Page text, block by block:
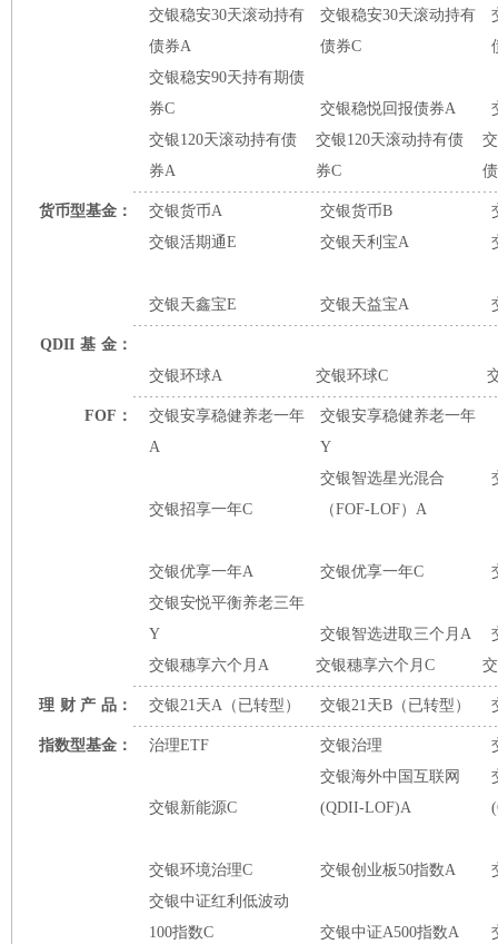
交银稳安30天滚动持有
债券A
交银稳安30天滚动持有
债券C
交银稳安90天持有期债
券C
交银稳悦回报债券A
交银120天滚动持有债
券A
交银120天滚动持有债
券C
货币型基金： 交银货币A 交银货币B
交银活期通E
交银天利宝A
交银天鑫宝E 交银天益宝A
QDII 基 金：
交银环球A
交银环球C
FOF：
交银安享稳健养老一年
A
交银安享稳健养老一年
Y
交银招享一年C
交银智选星光混合
（FOF-LOF）A
交银优享一年A 交银优享一年C
交银安悦平衡养老三年
Y
交银智选进取三个月A
交银穗享六个月A
交银穗享六个月C
理 财 产 品： 交银21天A（已转型） 交银21天B（已转型）
指数型基金： 治理ETF 交银治理
交银新能源C
交银海外中国互联网
(QDII-LOF)A
交银环境治理C 交银创业板50指数A
交银中证红利低波动
100指数C
交银中证A500指数A